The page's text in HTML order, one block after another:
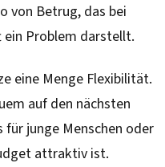
von Betrug, das bei
Problem darstellt.
eine Menge Flexibilität.
auf den nächsten
junge Menschen oder
attraktiv ist.